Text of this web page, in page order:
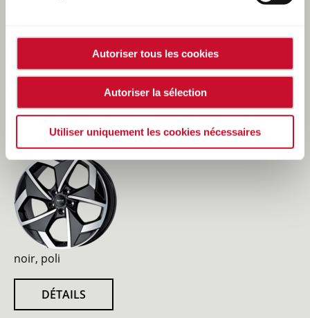
Autoriser tous les cookies
Autoriser la sélection
Utiliser uniquement les cookies nécessaires
CERTIFICAT, ABE
LES VARIATIONS
noir, poli
DÉTAILS